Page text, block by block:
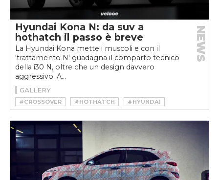
Hyundai Kona N: da suv a
hothatch il passo è breve
La Hyundai Kona mette i muscoli e con il
'trattamento N' guadagna il comparto tecnico
della i30 N, oltre che un design davvero
aggressivo. A...
NEWS
GALLERY
#CROSSOVER #HOTHATCH
#HYUNDAI
#HYUNDAI KONA N
#KONA N #SUV